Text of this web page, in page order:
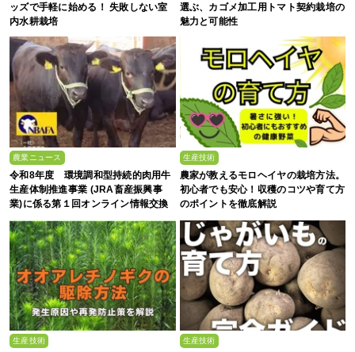
ッズで手軽に始める！ 失敗しない室
内水耕栽培
選ぶ、カゴメ加工用トマト契約栽培の
魅力と可能性
農業ニュース
令和8年度 環境調和型持続的肉用牛
生産体制推進事業 (JRA畜産振興事
業)に係る第１回オンライン情報交換
生産技術
農家が教えるモロヘイヤの栽培方法。
初心者でも安心！収穫のコツや育て方
のポイントを徹底解説
生産技術 生産技術